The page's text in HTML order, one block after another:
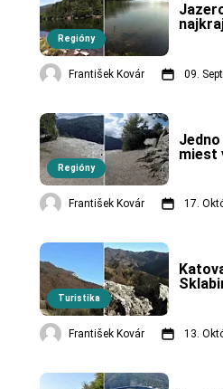
Regióny
František Kovár 09.
Regióny
miest
František Kovár 17.
Turistika
František Kovár 13.